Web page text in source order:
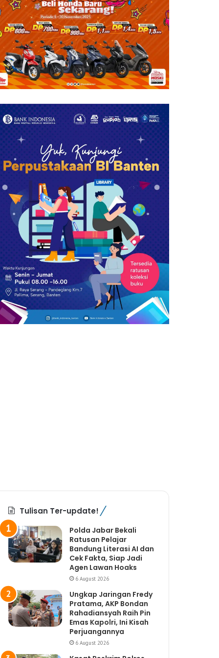
Tulisan Ter-update!
Polda Jabar Bekali
Ratusan Pelajar
Bandung Literasi AI dan
Cek Fakta, Siap Jadi
Agen Lawan Hoaks
6 August 2026
Ungkap Jaringan Fredy
Pratama, AKP Bondan
Rahadiansyah Raih Pin
Emas Kapolri, Ini Kisah
Perjuangannya
6 August 2026